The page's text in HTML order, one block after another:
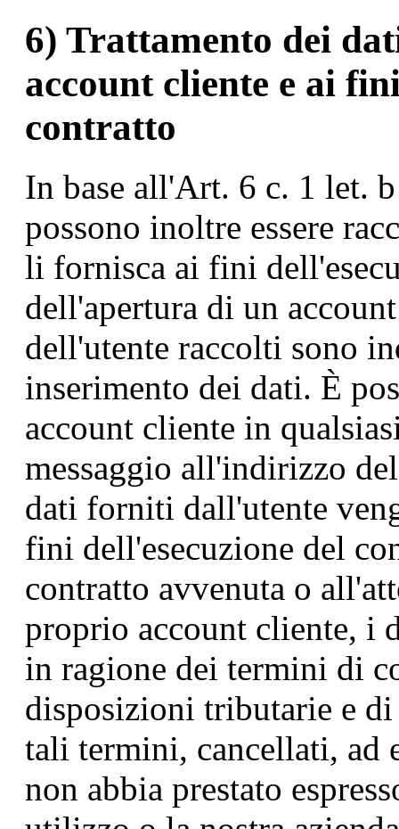
6) Trattamento dei
account cliente e ai
contratto
In base all'Art. 6 c. 1 let.
possono inoltre essere
li fornisca ai fini
dell'apertura di un
dell'utente raccolti sono
inserimento dei dati. È
account cliente in
messaggio all'indirizzo
dati forniti dall'utente
fini dell'esecuzione del
contratto avvenuta o
proprio account cliente, i
in ragione dei termini di
disposizioni tributarie e
tali termini, cancellati, ad
non abbia prestato